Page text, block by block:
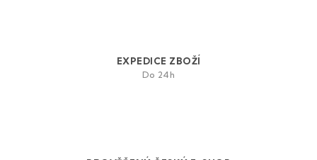
c
í
EXPEDICE ZBOŽÍ
Do 24h